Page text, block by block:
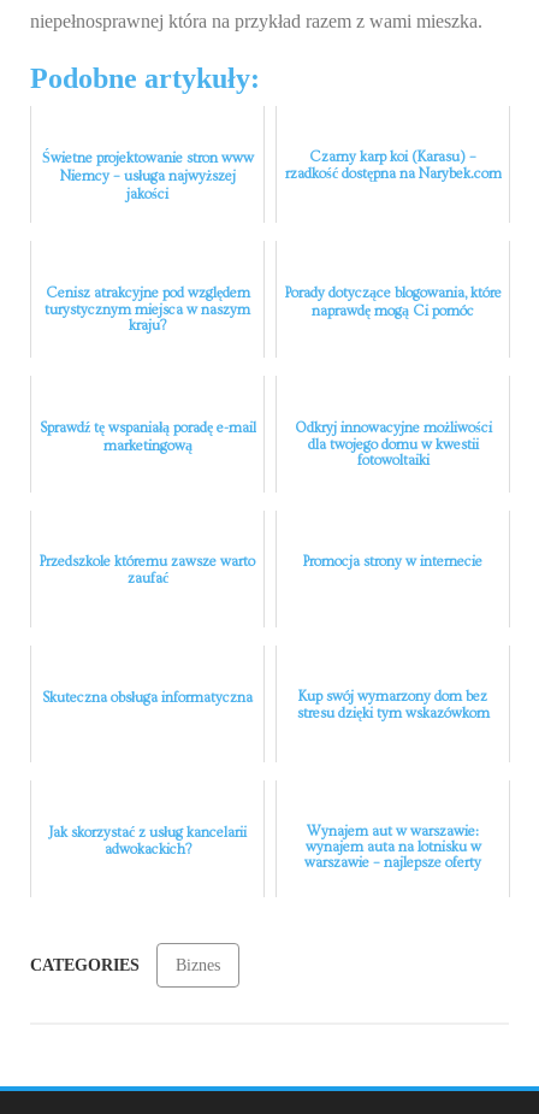
niepełnosprawnej która na przykład razem z wami mieszka.
Podobne artykuły:
Świetne projektowanie stron www
Niemcy – usługa najwyższej
jakości
Czarny karp koi (Karasu) –
rzadkość dostępna na Narybek.com
Cenisz atrakcyjne pod względem
turystycznym miejsca w naszym
kraju?
Porady dotyczące blogowania, które
naprawdę mogą Ci pomóc
Sprawdź tę wspaniałą poradę e-mail
marketingową
Odkryj innowacyjne możliwości
dla twojego domu w kwestii
fotowoltaiki
Przedszkole któremu zawsze warto
zaufać
Promocja strony w internecie
Skuteczna obsługa informatyczna
Kup swój wymarzony dom bez
stresu dzięki tym wskazówkom
Jak skorzystać z usług kancelarii
adwokackich?
Wynajem aut w warszawie:
wynajem auta na lotnisku w
warszawie – najlepsze oferty
CATEGORIES Biznes